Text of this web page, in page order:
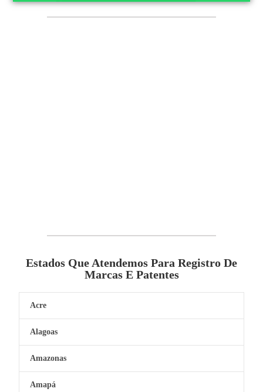
Estados Que Atendemos Para Registro De
Marcas E Patentes
Acre
Alagoas
Amazonas
Amapá